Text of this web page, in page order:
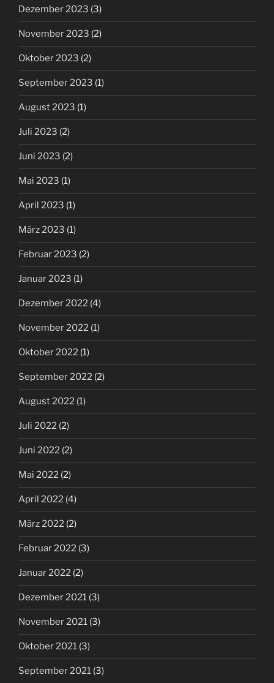
Dezember 2023 (3)
November 2023 (2)
Oktober 2023 (2)
September 2023 (1)
August 2023 (1)
Juli 2023 (2)
Juni 2023 (2)
Mai 2023 (1)
April 2023 (1)
März 2023 (1)
Februar 2023 (2)
Januar 2023 (1)
Dezember 2022 (4)
November 2022 (1)
Oktober 2022 (1)
September 2022 (2)
August 2022 (1)
Juli 2022 (2)
Juni 2022 (2)
Mai 2022 (2)
April 2022 (4)
März 2022 (2)
Februar 2022 (3)
Januar 2022 (2)
Dezember 2021 (3)
November 2021 (3)
Oktober 2021 (3)
September 2021 (3)